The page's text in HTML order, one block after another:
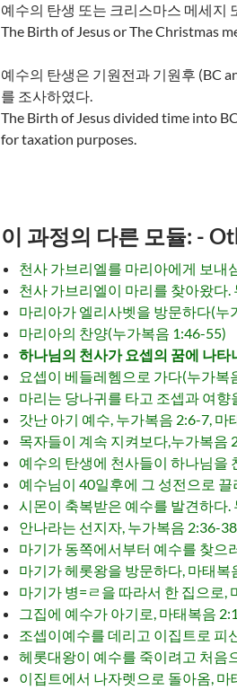
예수의 탄생 또는 크리스마스 메세지
The Birth of Jesus or The Christmas
예수의 탄생은 기원전과 기원후 (BC
를 조사하였다.
The Birth of Jesus divided time into
for taxation purposes.
이 과정의 다른 모듈: -
천사 가브리엘를 마리아에게 보내
천사 가브리엘이 마리를 찾아왔다.
마리아가 엘리사벳을 방문하다(누
마리아의 찬양(누가복음 1:46-55)
하나님의 천사가 요셉의 꿈에 나
요셉이 베들레헴으로 가다(누가복
마리는 당나귀를 타고 조셉과 여향
갓난 아기 예수, 누가복음 2:6-7, 마
목자들이 계속 지켜보다,누가복음
예수의 탄생에 천사들이 하나님을
예수님이 40일후에 그 성전으로
시몬이 축복받은 예수를 발견하다.
안나라는 선지자, 누가복음 2:36-38
마기가 동쪽에서부터 예수를 찾으
마기가 헤롯왕을 방문하다, 마태복
마기가 병=ㄹ을 따라서 한 집으로,
그집에 예수가 아기로, 마태복음
조셉이예수를 데리고 이집트로 피
헤롯대왕이 예수를 죽이려고 처음
이집트에서 나자렛으로 돌아옴,